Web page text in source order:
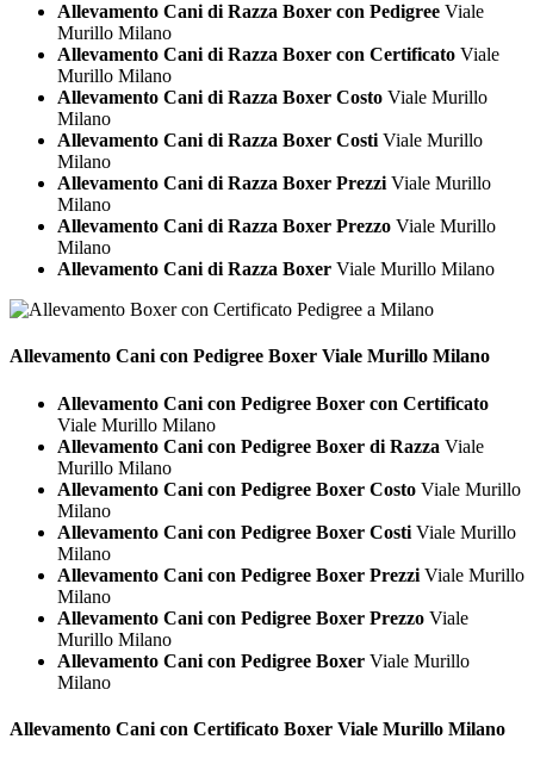
Allevamento Cani di Razza Boxer con Pedigree Viale
Murillo Milano
Allevamento Cani di Razza Boxer con Certificato Viale
Murillo Milano
Allevamento Cani di Razza Boxer Costo Viale Murillo
Milano
Allevamento Cani di Razza Boxer Costi Viale Murillo
Milano
Allevamento Cani di Razza Boxer Prezzi Viale Murillo
Milano
Allevamento Cani di Razza Boxer Prezzo Viale Murillo
Milano
Allevamento Cani di Razza Boxer Viale Murillo Milano
Allevamento Cani con Pedigree Boxer Viale Murillo Milano
Allevamento Cani con Pedigree Boxer con Certificato
Viale Murillo Milano
Allevamento Cani con Pedigree Boxer di Razza Viale
Murillo Milano
Allevamento Cani con Pedigree Boxer Costo Viale Murillo
Milano
Allevamento Cani con Pedigree Boxer Costi Viale Murillo
Milano
Allevamento Cani con Pedigree Boxer Prezzi Viale Murillo
Milano
Allevamento Cani con Pedigree Boxer Prezzo Viale
Murillo Milano
Allevamento Cani con Pedigree Boxer Viale Murillo
Milano
Allevamento Cani con Certificato Boxer Viale Murillo Milano